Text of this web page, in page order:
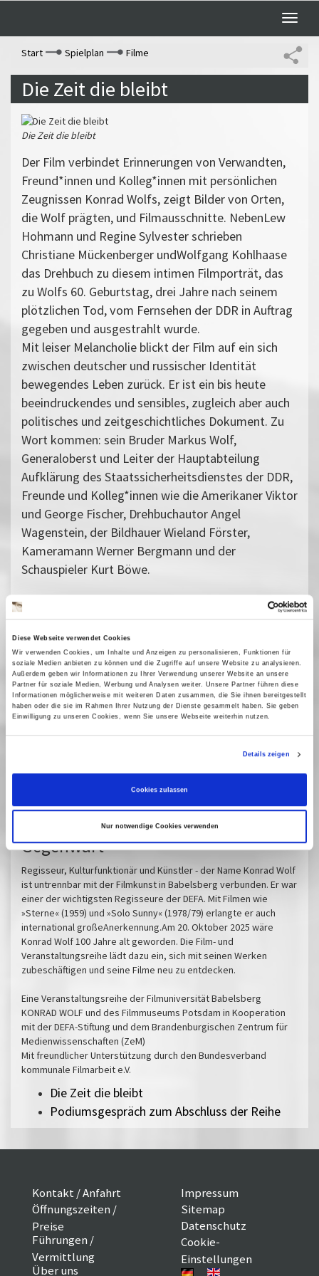
Diese Webseite verwendet Cookies
Wir verwenden Cookies, um Inhalte und Anzeigen zu personalisieren, Funktionen für
soziale Medien anbieten zu können und die Zugriffe auf unsere Website zu analysieren.
Außerdem geben wir Informationen zu Ihrer Verwendung unserer Website an unsere
Partner für soziale Medien, Werbung und Analysen weiter. Unsere Partner führen diese
Informationen möglicherweise mit weiteren Daten zusammen, die Sie ihnen bereitgestellt
haben oder die sie im Rahmen Ihrer Nutzung der Dienste gesammelt haben. Sie geben
Einwilligung zu unseren Cookies, wenn Sie unsere Webseite weiterhin nutzen.
Details zeigen
Cookies zulassen
Nur notwendige Cookies verwenden
Toggle
Start
Spielplan Filme
Die Zeit die bleibt
Die Zeit die bleibt
Der Film verbindet Erinnerungen von Verwandten,
Freund*innen und Kolleg*innen mit persönlichen
Zeugnissen Konrad Wolfs, zeigt Bilder von Orten,
die Wolf prägten, und Filmausschnitte. NebenLew
Hohmann und Regine Sylvester schrieben
Christiane Mückenberger undWolfgang Kohlhaase
das Drehbuch zu diesem intimen Filmporträt, das
zu Wolfs 60. Geburtstag, drei Jahre nach seinem
plötzlichen Tod, vom Fernsehen der DDR in Auftrag
gegeben und ausgestrahlt wurde.
Mit leiser Melancholie blickt der Film auf ein sich
zwischen deutscher und russischer Identität
bewegendes Leben zurück. Er ist ein bis heute
beeindruckendes und sensibles, zugleich aber auch
politisches und zeitgeschichtliches Dokument. Zu
Wort kommen: sein Bruder Markus Wolf,
Generaloberst und Leiter der Hauptabteilung
Aufklärung des Staatssicherheitsdienstes der DDR,
Freunde und Kolleg*innen wie die Amerikaner Viktor
und George Fischer, Drehbuchautor Angel
Wagenstein, der Bildhauer Wieland Förster,
Kameramann Werner Bergmann und der
Schauspieler Kurt Böwe.
Anschließend um 20 Uhr:
Podiumsgespräch mit Regisseur Lew Hohmann,
Autorin Regine Sylvester sowie den
Podcaster*innen Johanna Deventer und Fabien
Meier
Moderation: Stefanie Eckert (Vorstand DEFA-
Stiftung)
Vergangene Vorstellungen
Konrad Wolf 100 - Dialoge mit der
Gegenwart
Regisseur, Kulturfunktionär und Künstler - der Name Konrad Wolf
ist untrennbar mit der Filmkunst in Babelsberg verbunden. Er war
einer der wichtigsten Regisseure der DEFA. Mit Filmen wie
»Sterne« (1959) und »Solo Sunny« (1978/79) erlangte er auch
international großeAnerkennung.Am 20. Oktober 2025 wäre
Konrad Wolf 100 Jahre alt geworden. Die Film- und
Veranstaltungsreihe lädt dazu ein, sich mit seinen Werken
zubeschäftigen und seine Filme neu zu entdecken.
Eine Veranstaltungsreihe der Filmuniversität Babelsberg
KONRAD WOLF und des Filmmuseums Potsdam in Kooperation
mit der DEFA-Stiftung und dem Brandenburgischen Zentrum für
Medienwissenschaften (ZeM)
Mit freundlicher Unterstützung durch den Bundesverband
kommunale Filmarbeit e.V.
Die Zeit die bleibt
Podiumsgespräch zum Abschluss der Reihe
Kontakt / Anfahrt
Öffnungszeiten /
Preise
Führungen /
Vermittlung
Über uns
Impressum
Sitemap
Datenschutz
Cookie-
Einstellungen